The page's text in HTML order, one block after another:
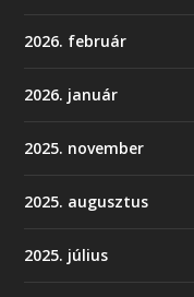
2026. február
2026. január
2025. november
2025. augusztus
2025. július